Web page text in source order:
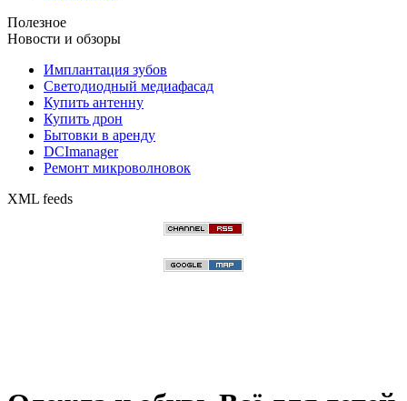
Полезное
Новости и обзоры
Имплантация зубов
Светодиодный медиафасад
Купить антенну
Купить дрон
Бытовки в аренду
DCImanager
Ремонт микроволновок
XML feeds